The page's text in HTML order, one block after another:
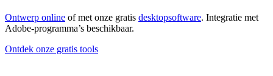
Ontwerp online of met onze gratis desktopsoftware. Integratie met
Adobe-programma’s beschikbaar.
Ontdek onze gratis tools